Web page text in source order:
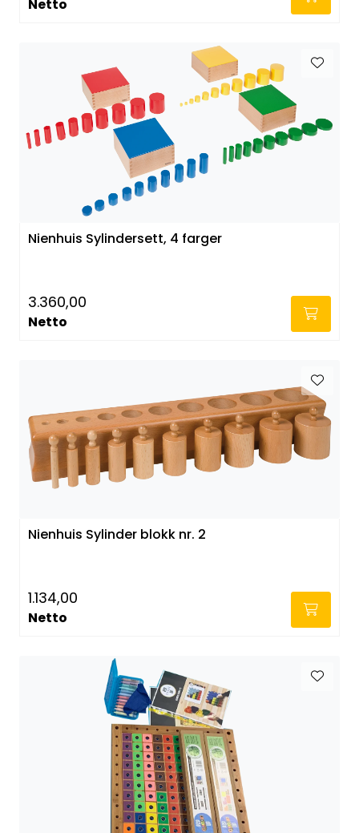
Netto
Nienhuis Sylindersett, 4 farger
3.360,00
Netto
Nienhuis Sylinder blokk nr. 2
1.134,00
Netto